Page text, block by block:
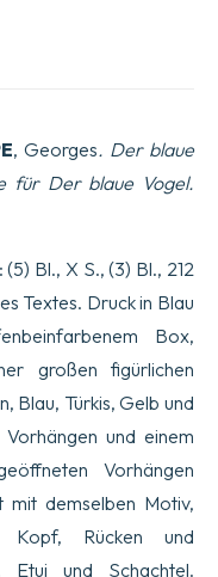
, Georges. Der blaue
für Der blaue Vogel.
Bl., X S., (3) Bl., 212
Textes. Druck in Blau
Box,
großen figürlichen
Blau, Türkis, Gelb und
und einem
Vorhängen
mit demselben Motiv,
Kopf, Rücken und
Etui und Schachtel.